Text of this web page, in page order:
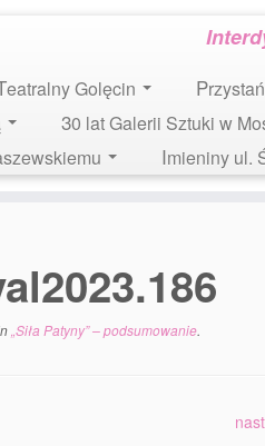
Teatralny Golęcin
30 lat Galerii Sztuki w
Imieniny ul.
„Siła Patyny” – podsumowanie.